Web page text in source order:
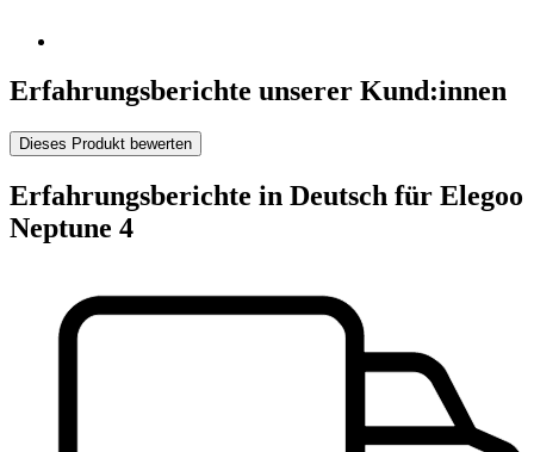
Erfahrungsberichte unserer Kund:innen
Dieses Produkt bewerten
Erfahrungsberichte in Deutsch für Elegoo
Neptune 4